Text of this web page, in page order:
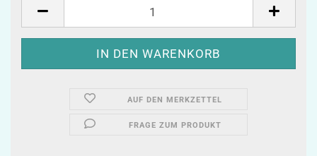
AUF DEN MERKZETTEL
FRAGE ZUM PRODUKT